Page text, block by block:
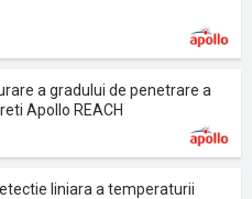
a gradului de penetrare a
Apollo REACH
liniara a temperaturii